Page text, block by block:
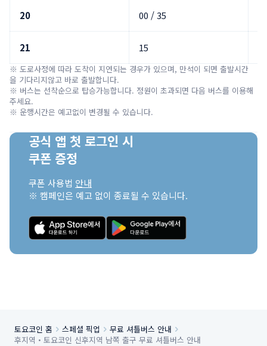
20 00 / 35
21 15
※ 도로사정에 따라 도착이 지연되는 경우가 있으며, 만석이 되면 출발시간
을 기다리지않고 바로 출발합니다.
※ 버스는 선착순으로 탑승가능합니다. 정원이 초과되면 다음 버스를 이용해
주세요.
※ 운행시간은 예고없이 변경될 수 있습니다.
공식 앱 첫 로그인 시
쿠폰 증정
쿠폰 사용법 안내
※ 캠페인은 예고 없이 종료될 수 있습니다.
토요코인 홈 스페셜 픽업
무료 셔틀버스 안내
후지역・토요코인 신후지역 남쪽 출구 무료 셔틀버스 안내